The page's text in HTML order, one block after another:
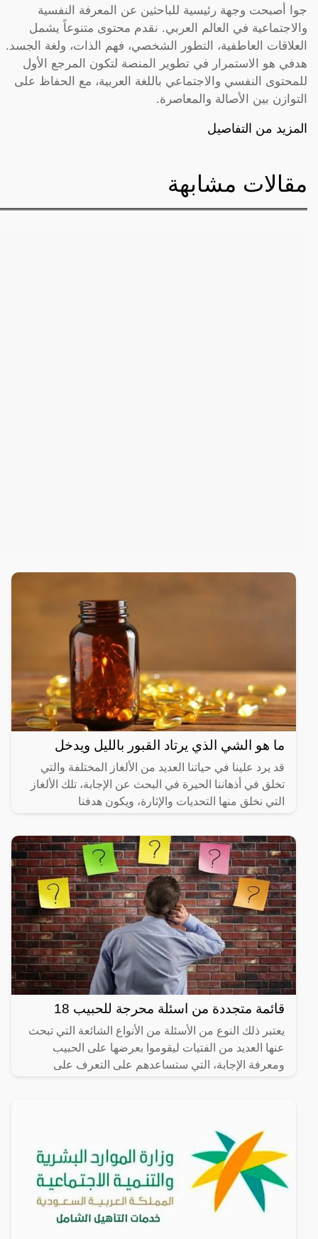
جوا أصبحت وجهة رئيسية للباحثين عن المعرفة النفسية
والاجتماعية في العالم العربي. نقدم محتوى متنوعاً يشمل
العلاقات العاطفية، التطور الشخصي، فهم الذات، ولغة الجسد.
هدفي هو الاستمرار في تطوير المنصة لتكون المرجع الأول
للمحتوى النفسي والاجتماعي باللغة العربية، مع الحفاظ على
التوازن بين الأصالة والمعاصرة.
المزيد من التفاصيل
مقالات مشابهة
ما هو الشي الذي يرتاد القبور بالليل ويدخل
قد يرد علينا في حياتنا العديد من الألغاز المختلفة والتي
تخلق في أذهاننا الحيرة في البحث عن الإجابة، تلك الألغاز
التي نخلق منها التحديات والإثارة، ويكون هدفنا
قائمة متجددة من اسئلة محرجة للحبيب 18
يعتبر ذلك النوع من الأسئلة من الأنواع الشائعة التي تبحث
عنها العديد من الفتيات ليقوموا بعرضها على الحبيب
ومعرفة الإجابة، التي ستساعدهم على التعرف على